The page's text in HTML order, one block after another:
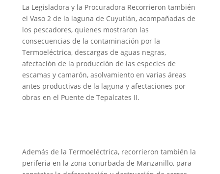
La Legisladora y la Procuradora Recorrieron también
el Vaso 2 de la laguna de Cuyutlán, acompañadas de
los pescadores, quienes mostraron las
consecuencias de la contaminación por la
Termoeléctrica, descargas de aguas negras,
afectación de la producción de las especies de
escamas y camarón, asolvamiento en varias áreas
antes productivas de la laguna y afectaciones por
obras en el Puente de Tepalcates II.
Además de la Termoeléctrica, recorrieron también la
periferia en la zona conurbada de Manzanillo, para